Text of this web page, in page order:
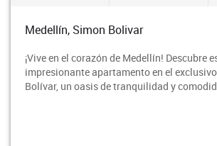
Medellín, Simon Bolivar
¡Vive en el corazón de Medellín! Descubre
impresionante apartamento en el
Bolívar, un oasis de tranquilidad y